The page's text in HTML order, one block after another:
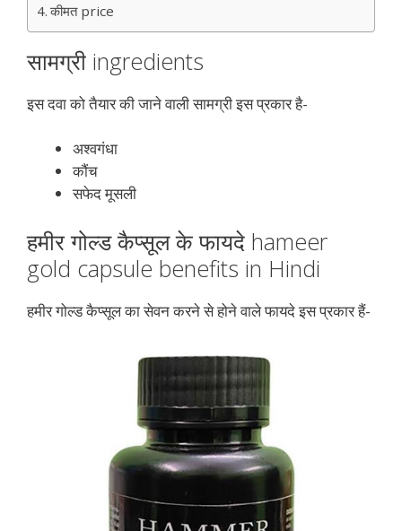
कीमत price
सामग्री ingredients
इस दवा को तैयार की जाने वाली सामग्री इस प्रकार है-
अश्वगंधा
कौंच
सफेद मूसली
हमीर गोल्ड कैप्सूल के फायदे hameer
gold capsule benefits in Hindi
हमीर गोल्ड कैप्सूल का सेवन करने से होने वाले फायदे इस प्रकार हैं-